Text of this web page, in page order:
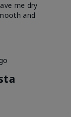
me dry
and